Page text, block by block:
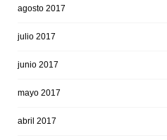
agosto 2017
julio 2017
junio 2017
mayo 2017
abril 2017